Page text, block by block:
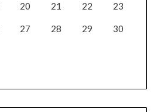
20 21 22 23
27 28 29 30